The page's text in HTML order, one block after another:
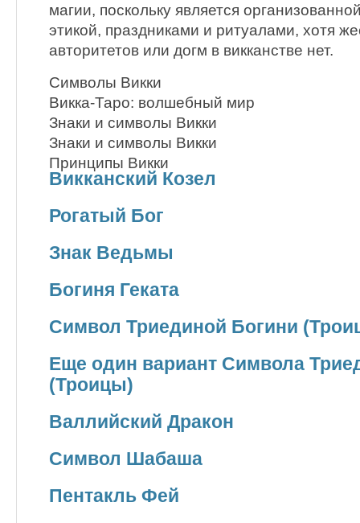
магии, поскольку является
этикой, праздниками и ритуалами, хотя
авторитетов или догм в викканстве нет.
Символы Викки
Викка-Таро: волшебный мир
Знаки и символы Викки
Знаки и символы Викки
Принципы Викки
Викканский Козел
Рогатый Бог
Знак Ведьмы
Богиня Геката
Символ Триединой Богини
Еще один вариант Символа
(Троицы)
Валлийский Дракон
Символ Шабаша
Пентакль Фей